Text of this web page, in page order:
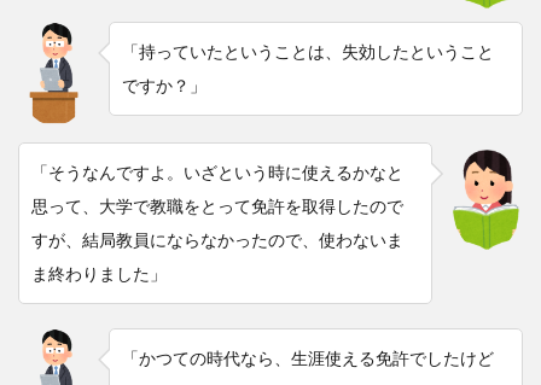
「持っていたということは、失効したということ
ですか？」
「そうなんですよ。いざという時に使えるかなと
思って、大学で教職をとって免許を取得したので
すが、結局教員にならなかったので、使わないま
ま終わりました」
「かつての時代なら、生涯使える免許でしたけど